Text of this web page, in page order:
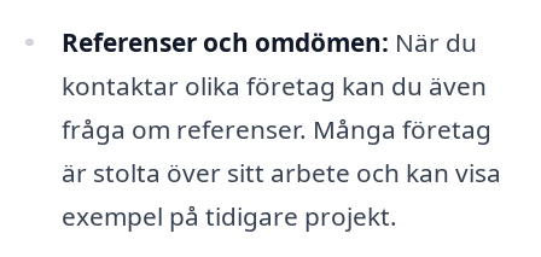
Referenser och omdömen: När du
kontaktar olika företag kan du även
fråga om referenser. Många företag
är stolta över sitt arbete och kan visa
exempel på tidigare projekt.